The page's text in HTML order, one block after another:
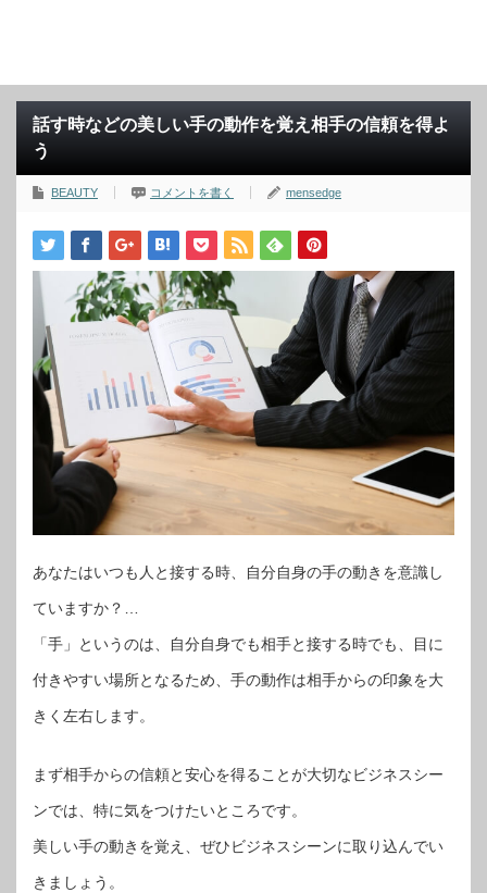
話す時などの美しい手の動作を覚え相手の信頼を得よ
う
BEAUTY コメントを書く mensedge
あなたはいつも人と接する時、自分自身の手の動きを意識し
ていますか？…
「手」というのは、自分自身でも相手と接する時でも、目に
付きやすい場所となるため、手の動作は相手からの印象を大
きく左右します。
まず相手からの信頼と安心を得ることが大切なビジネスシー
ンでは、特に気をつけたいところです。
美しい手の動きを覚え、ぜひビジネスシーンに取り込んでい
きましょう。